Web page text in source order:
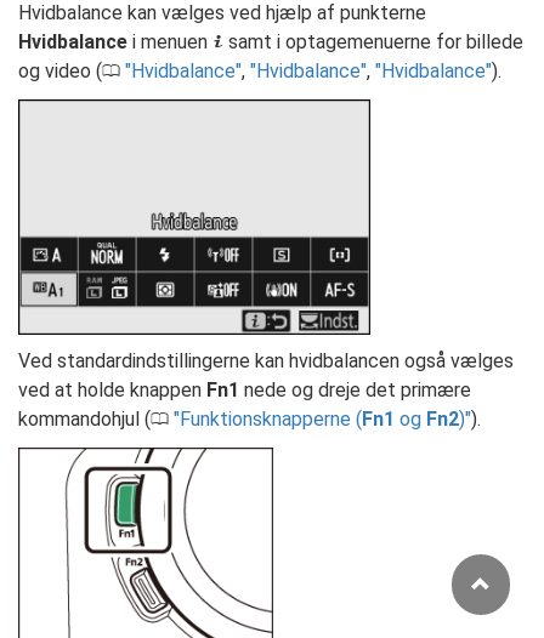
Hvidbalance kan vælges ved hjælp af punkterne
Hvidbalance i menuen i samt i optagemenuerne for billede
og video (0 Hvidbalance , Hvidbalance , Hvidbalance ).
Ved standardindstillingerne kan hvidbalancen også vælges
ved at holde knappen Fn1 nede og dreje det primære
kommandohjul (0 Funktionsknapperne (Fn1 og Fn2) ).